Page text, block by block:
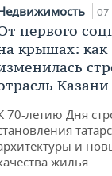
07
первого
крышах: как
Казани
70-летию Дня
и
жилья